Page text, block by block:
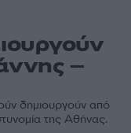
–
δημιουργούν από
της Αθήνας.